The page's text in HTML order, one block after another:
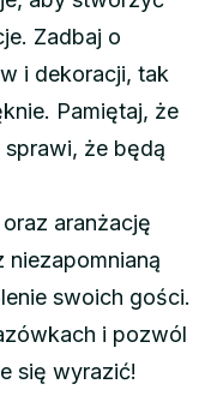
Zadbaj o
i dekoracji, tak
Pamiętaj, że
że będą
aranżację
swoich gości.
i pozwól
się wyrazić!